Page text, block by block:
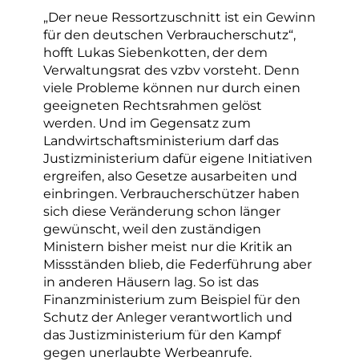
„Der neue Ressortzuschnitt ist ein Gewinn
für den deutschen Verbraucherschutz“,
hofft Lukas Siebenkotten, der dem
Verwaltungsrat des vzbv vorsteht. Denn
viele Probleme können nur durch einen
geeigneten Rechtsrahmen gelöst
werden. Und im Gegensatz zum
Landwirtschaftsministerium darf das
Justizministerium dafür eigene Initiativen
ergreifen, also Gesetze ausarbeiten und
einbringen. Verbraucherschützer haben
sich diese Veränderung schon länger
gewünscht, weil den zuständigen
Ministern bisher meist nur die Kritik an
Missständen blieb, die Federführung aber
in anderen Häusern lag. So ist das
Finanzministerium zum Beispiel für den
Schutz der Anleger verantwortlich und
das Justizministerium für den Kampf
gegen unerlaubte Werbeanrufe.